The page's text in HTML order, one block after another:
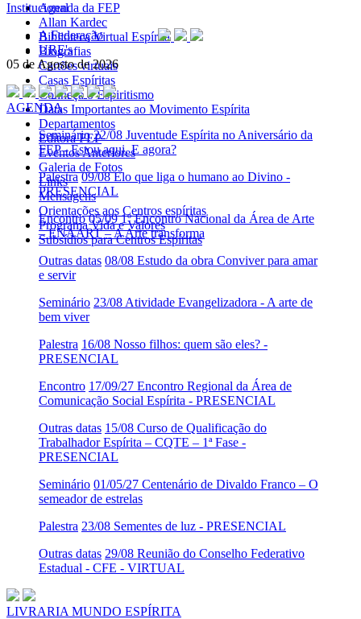
Agenda da FEP
Allan Kardec
Biblioteca Virtual Espírita
Biografias
Cartões virtuais
Casas Espíritas
Conheça o Espiritismo
Datas Importantes ao Movimento Espírita
Departamentos
Editora FEP
Eventos Anteriores
Galeria de Fotos
Links
Mensagens
Orientações aos Centros espíritas
Programa Vida e Valores
Subsídios para Centros Espíritas
Institucional
A Federação
URE's
05 de Agosto de 2026
AGENDA
Seminário 22/08 Juventude Espírita no Aniversário da
FEP - Estou aqui. E agora?
Palestra 09/08 Elo que liga o humano ao Divino -
PRESENCIAL
Encontro 05/09 1º Encontro Nacional da Área de Arte
– ENAART – A Arte transforma
Outras datas 08/08 Estudo da obra Conviver para amar
e servir
Seminário 23/08 Atividade Evangelizadora - A arte de
bem viver
Palestra 16/08 Nosso filhos: quem são eles? -
PRESENCIAL
Encontro 17/09/27 Encontro Regional da Área de
Comunicação Social Espírita - PRESENCIAL
Outras datas 15/08 Curso de Qualificação do
Trabalhador Espírita – CQTE – 1ª Fase -
PRESENCIAL
Seminário 01/05/27 Centenário de Divaldo Franco – O
semeador de estrelas
Palestra 23/08 Sementes de luz - PRESENCIAL
Outras datas 29/08 Reunião do Conselho Federativo
Estadual - CFE - VIRTUAL
LIVRARIA MUNDO ESPÍRITA